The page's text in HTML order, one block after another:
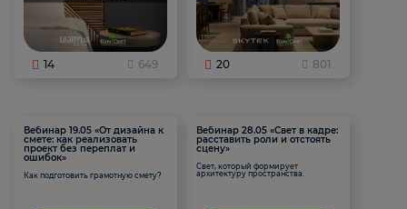
14 649 20 801
Вебинар 19.05 «От дизайна к
смете: как реализовать
проект без переплат и
ошибок»
Как подготовить грамотную смету?
Вебинар 28.05 «Свет в кадре:
расставить роли и отстоять
сцену»
Свет, который формирует
архитектуру пространства.